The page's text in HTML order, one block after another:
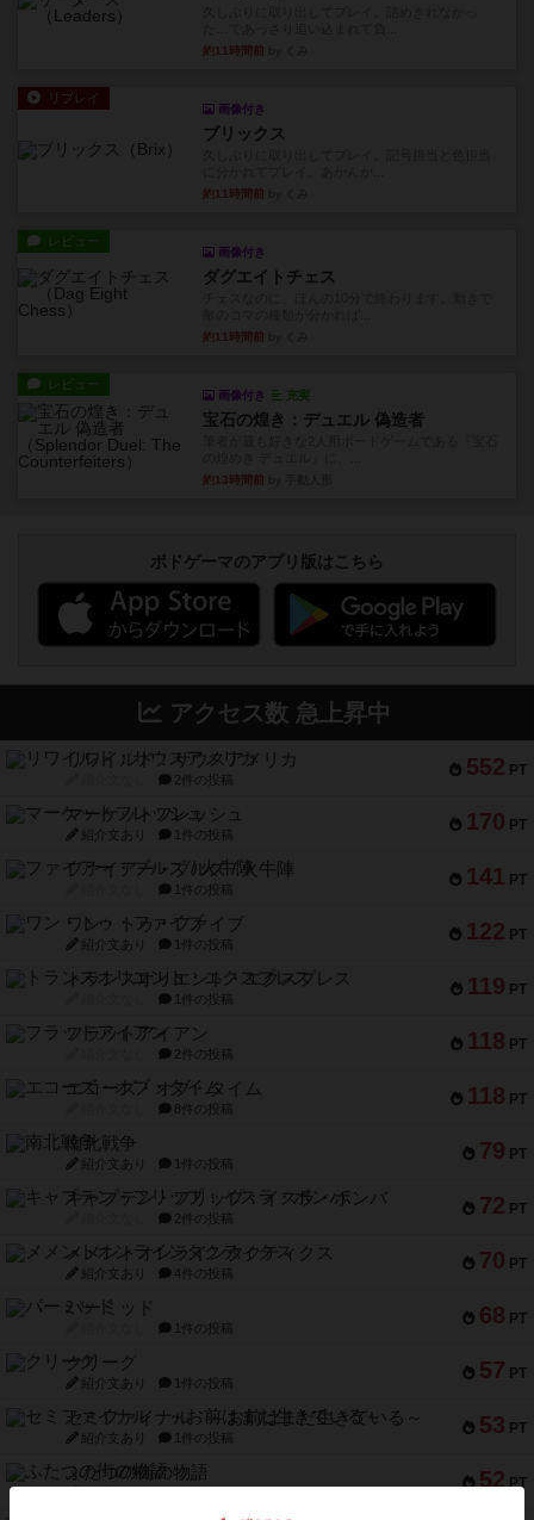
約11時間前
リプレイ
画像付き
ブリックス
約11時間前
レビュー
画像付き
ダグエイトチェス
約11時間前
レビュー
画像付き 充実
宝石の煌き：デュエル 偽造者
約13時間前
ボドゲーマのアプリ版はこちら
アクセス数 急上昇中
552 PT
リワイルド：サウスアメリカ
2件の投稿
170 PT
マーケットフレッシュ
紹介文あり 1件の投稿
141 PT
ファイアー・ブルズ / 火牛陣
1件の投稿
122 PT
ワン・トゥ・ファイブ
紹介文あり 1件の投稿
119 PT
トランスオリエント・エクスプレス
1件の投稿
118 PT
フラットアイアン
2件の投稿
118 PT
エコーズ・オブ・タイム
8件の投稿
79 PT
南北戦争
紹介文あり 1件の投稿
72 PT
キャプテン・フリップ：イスラ・ボンバ
2件の投稿
70 PT
メメントオンラインタクティクス
紹介文あり 4件の投稿
68 PT
パーミッド
1件の投稿
57 PT
クリーグ
紹介文あり 1件の投稿
53 PT
セミファイナル ～お前はまだ生きている～
紹介文あり 1件の投稿
52 PT
ふたつの街の物語